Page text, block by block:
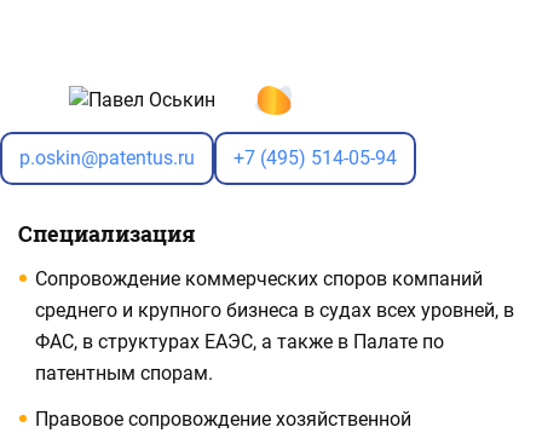
p.oskin@patentus.ru +7 (495) 514-05-94
Специализация
Сопровождение коммерческих споров компаний
среднего и крупного бизнеса в судах всех уровней, в
ФАС, в структурах ЕАЭС, а также в Палате по
патентным спорам.
Правовое сопровождение хозяйственной